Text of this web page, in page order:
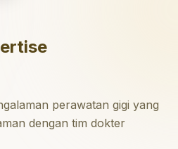
perawatan gigi yang
dengan tim dokter